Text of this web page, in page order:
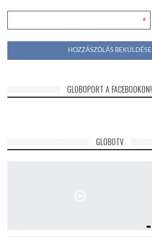
*
GLOBOPORT A FACEBOOKON!
GLOBOTV